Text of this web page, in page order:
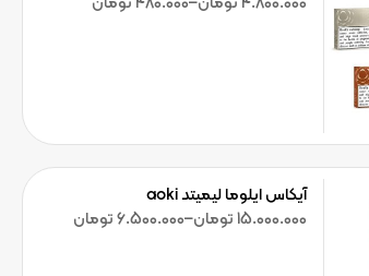
آیکاس ایلوما لیمیتد aoki
15.000.000تومان–
6.500.000تومان